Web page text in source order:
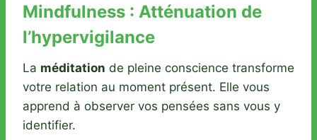
Mindfulness : Atténuation de
l’hypervigilance
La méditation de pleine conscience transforme
votre relation au moment présent. Elle vous
apprend à observer vos pensées sans vous y
identifier.